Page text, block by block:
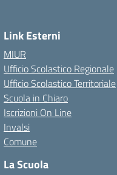
Link Esterni
MIUR
Ufficio Scolastico Regionale
Ufficio Scolastico Territoriale
Scuola in Chiaro
Iscrizioni On Line
Invalsi
Comune
La Scuola